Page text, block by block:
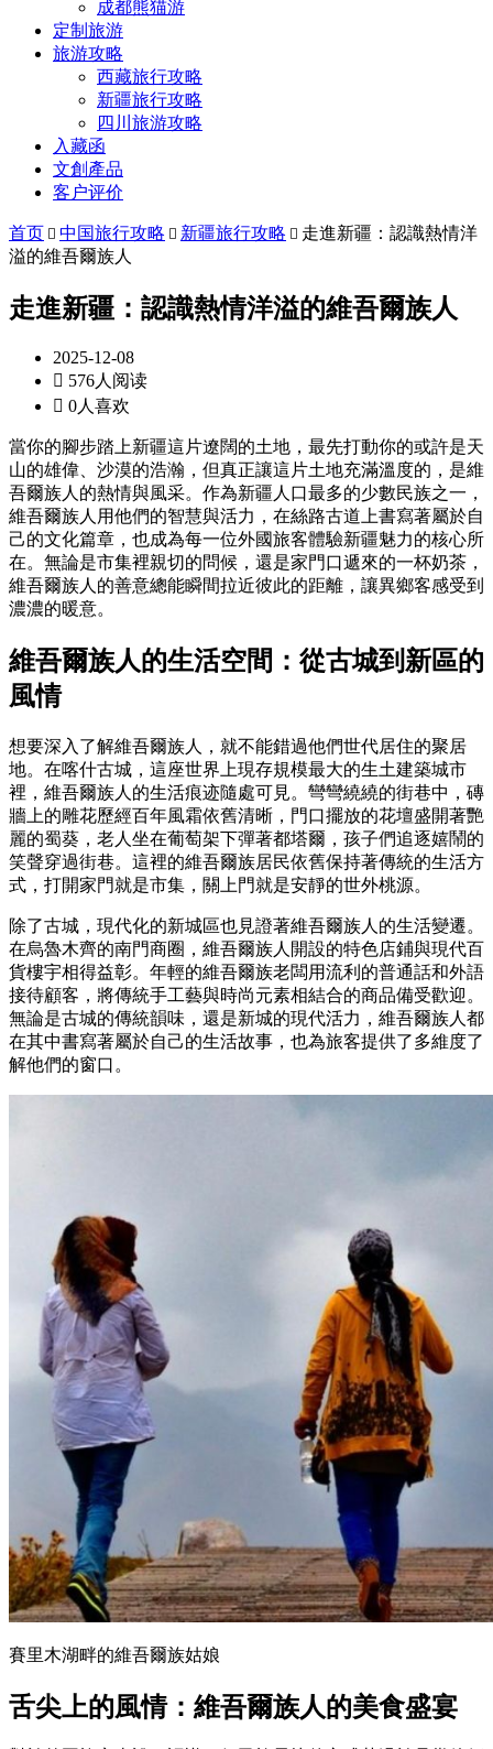
成都熊猫游
定制旅游
旅游攻略
西藏旅行攻略
新疆旅行攻略
四川旅游攻略
入藏函
文創產品
客户评价
首页  中国旅行攻略  新疆旅行攻略  走進新疆：認識熱情洋
溢的維吾爾族人
走進新疆：認識熱情洋溢的維吾爾族人
2025-12-08
 576人阅读
 0人喜欢
當你的腳步踏上新疆這片遼闊的土地，最先打動你的或許是天
山的雄偉、沙漠的浩瀚，但真正讓這片土地充滿溫度的，是維
吾爾族人的熱情與風采。作為新疆人口最多的少數民族之一，
維吾爾族人用他們的智慧與活力，在絲路古道上書寫著屬於自
己的文化篇章，也成為每一位外國旅客體驗新疆魅力的核心所
在。無論是市集裡親切的問候，還是家門口遞來的一杯奶茶，
維吾爾族人的善意總能瞬間拉近彼此的距離，讓異鄉客感受到
濃濃的暖意。
維吾爾族人的生活空間：從古城到新區的
風情
想要深入了解維吾爾族人，就不能錯過他們世代居住的聚居
地。在喀什古城，這座世界上現存規模最大的生土建築城市
裡，維吾爾族人的生活痕迹隨處可見。彎彎繞繞的街巷中，磚
牆上的雕花歷經百年風霜依舊清晰，門口擺放的花壇盛開著艷
麗的蜀葵，老人坐在葡萄架下彈著都塔爾，孩子們追逐嬉鬧的
笑聲穿過街巷。這裡的維吾爾族居民依舊保持著傳統的生活方
式，打開家門就是市集，關上門就是安靜的世外桃源。
除了古城，現代化的新城區也見證著維吾爾族人的生活變遷。
在烏魯木齊的南門商圈，維吾爾族人開設的特色店鋪與現代百
貨樓宇相得益彰。年輕的維吾爾族老闆用流利的普通話和外語
接待顧客，將傳統手工藝與時尚元素相結合的商品備受歡迎。
無論是古城的傳統韻味，還是新城的現代活力，維吾爾族人都
在其中書寫著屬於自己的生活故事，也為旅客提供了多維度了
解他們的窗口。
賽里木湖畔的維吾爾族姑娘
舌尖上的風情：維吾爾族人的美食盛宴